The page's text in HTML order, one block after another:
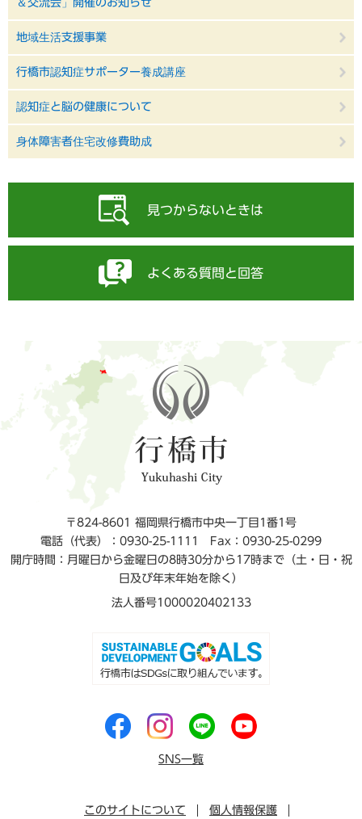
＆交流会」開催のお知らせ
地域生活支援事業
行橋市認知症サポーター養成講座
認知症と脳の健康について
身体障害者住宅改修費助成
見つからないときは
よくある質問と回答
〒824-8601 福岡県行橋市中央一丁目1番1号
電話（代表）：0930-25-1111
Fax：0930-25-0299
開庁時間：月曜日から金曜日の8時30分から17時まで（土・日・祝
日及び年末年始を除く）
法人番号1000020402133
SNS一覧
このサイトについて 個人情報保護